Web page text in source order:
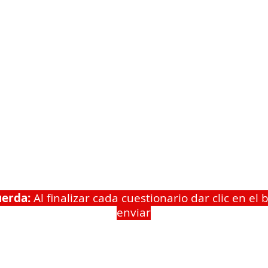
Al finalizar cada cuestionario dar clic en el
enviar